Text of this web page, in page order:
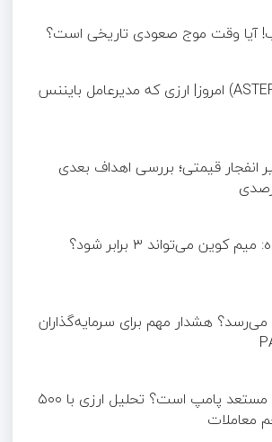
آیا وقت موج صعودی تاریخی است؟
تحلیل ارز استر (ASTER) امروز| ارزی که مدیرعامل بایننس
انفجار قیمتی؛ بررسی اهداف بعدی
تحلیل شوکه‌کننده: میم کوین می‌تواند ۳ برابر شود؟
هشدار مهم برای سرمایه‌گذاران
کدام ارز دیجیتال مستعد پامپ است؟ تحلیل ارزی با ۵۰۰
معاملات